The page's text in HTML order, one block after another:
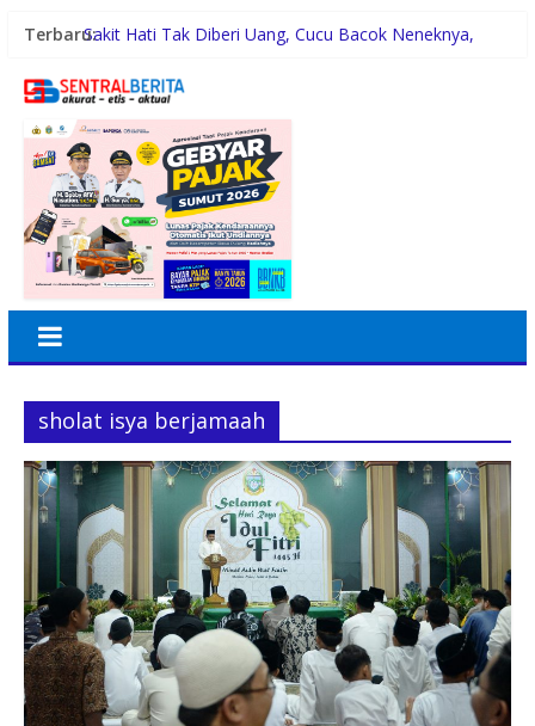
Terbaru:Sakit Hati Tak Diberi Uang, Cucu Bacok Neneknya,
Malam Minggu Bersama Warga Medan Tembung, Rico
Dayang Nan Tujuh Menggetarkan Gedung Kesenian
Jakarta
PTPN Group melalui PTPN IV Regional VII Dukung
Peningkatan Kompetensi Aparatur Perkebunan Lewat
Pelatihan Avenza Maps di Way Kanan
42 Wartawan Berlaga di Turnamen Catur GRIB Jaya
Labuhanbatu
sholat isya berjamaah